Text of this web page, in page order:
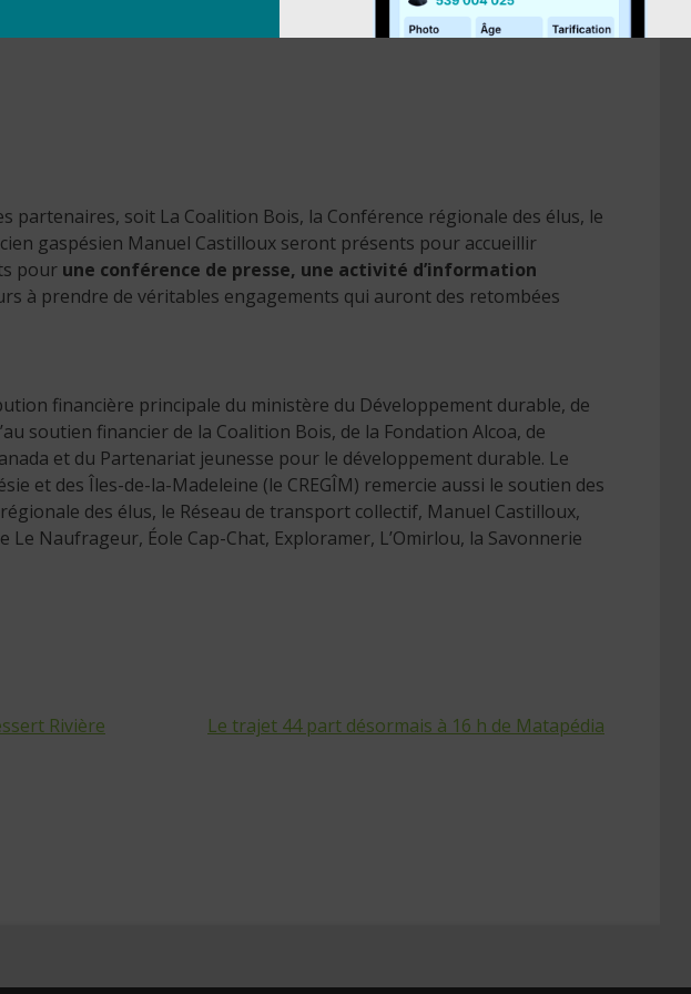
partenaires, soit La Coalition Bois, la Conférence régionale des élus, le
gaspésien Manuel Castilloux seront présents pour accueillir
pour une conférence de presse, une activité d’information
à prendre de véritables engagements qui auront des retombées
financière principale du ministère du Développement durable, de
soutien financier de la Coalition Bois, de la Fondation Alcoa, de
et du Partenariat jeunesse pour le développement durable. Le
et des Îles-de-la-Madeleine (le CREGÎM) remercie aussi le soutien des
des élus, le Réseau de transport collectif, Manuel Castilloux,
Naufrageur, Éole Cap-Chat, Exploramer, L’Omirlou, la Savonnerie
Rivière
Le trajet 44 part désormais à 16 h de Matapédia